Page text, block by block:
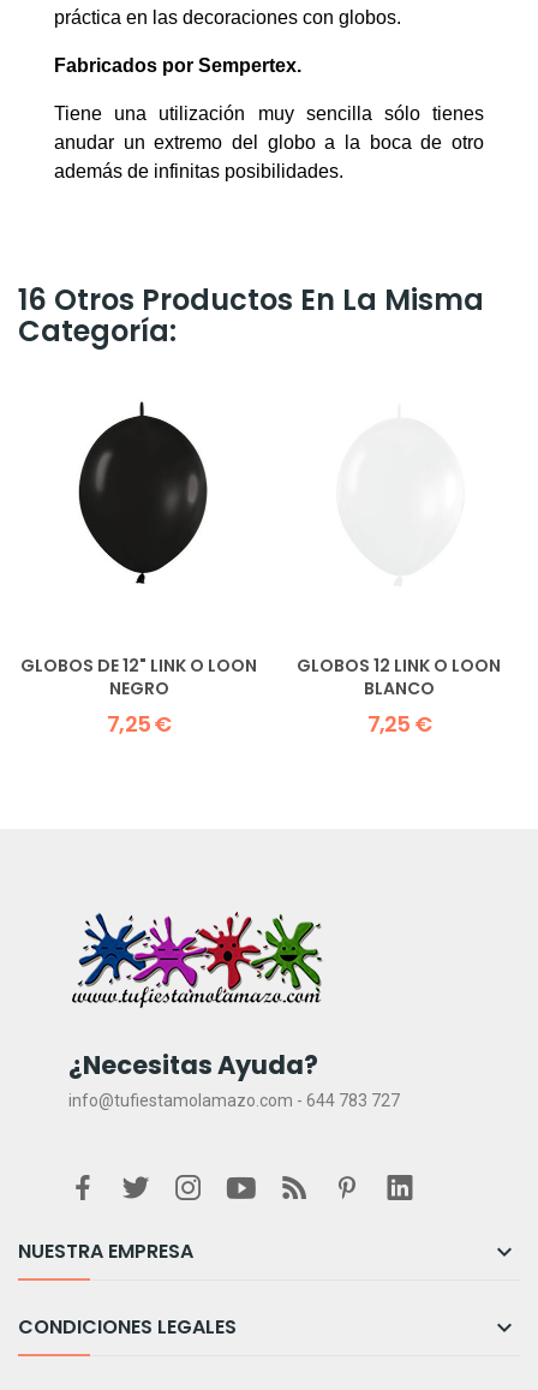
práctica en las decoraciones con globos.
Fabricados por Sempertex.
Tiene una utilización muy sencilla sólo tienes
anudar un extremo del globo a la boca de otro
además de infinitas posibilidades.
16 Otros Productos En La Misma
Categoría:
GLOBOS DE 12" LINK O LOON
NEGRO
7,25 €
GLOBOS 12 LINK O LOON
BLANCO
7,25 €
¿Necesitas Ayuda?
info@tufiestamolamazo.com - 644 783 727
NUESTRA EMPRESA 
CONDICIONES LEGALES 